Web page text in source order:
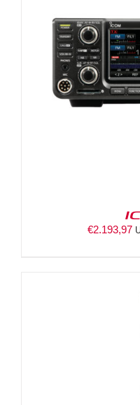
€2.193,97